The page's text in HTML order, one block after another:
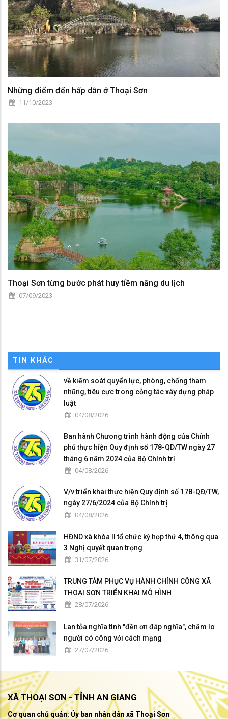
Những điểm đến hấp dẫn ở Thoại Sơn
11/10/2023
Thoại Sơn từng bước phát huy tiềm năng du lịch
07/09/2023
TIN KHÁC
về kiếm soát quyển lực, phòng, chống tham
nhũng, tiêu cực trong cỗng tác xây dựng pháp
luật
04/08/2026
Ban hành Chưong trình hành động của Chính
phủ thực hỉện Quy định số 178-QD/TW ngày 27
tháng 6 năm 2024 của Bộ Chính trị
04/08/2026
V/v triển khai thực hiện Quy định số 178-QĐ/TW,
ngày 27/6/2024 của Bộ Chính trị
04/08/2026
HĐND xã khóa II tổ chức kỳ họp thứ 4, thông qua
3 Nghị quyết quan trọng
31/07/2026
TRUNG TÂM PHỤC VỤ HÀNH CHÍNH CÔNG XÃ
THOẠI SƠN TRIỂN KHAI MÔ HÌNH
28/07/2026
Lan tỏa nghĩa tình "đền ơn đáp nghĩa", chăm lo
người có công với cách mạng
27/07/2026
XÃ THOẠI SƠN - TỈNH AN GIANG
Cơ quan chủ quản: Ủy ban nhân dân xã Thoại Sơn